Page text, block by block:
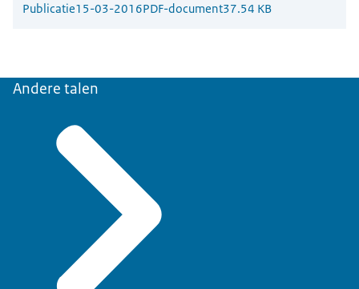
Publicatie15-03-2016PDF-document37.54 KB
Andere talen